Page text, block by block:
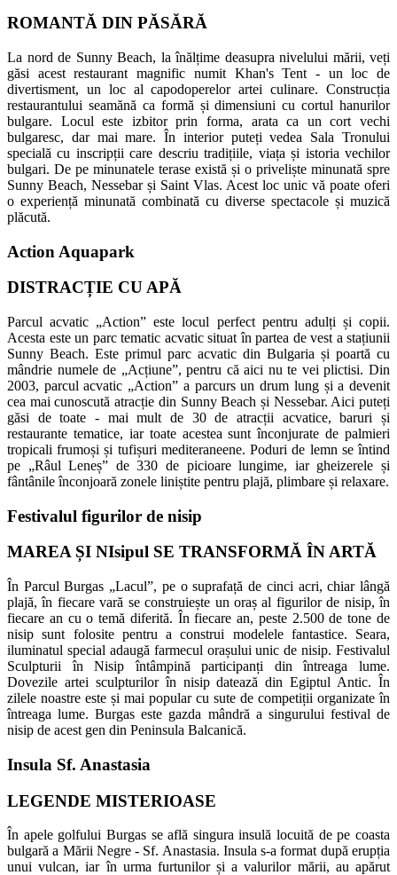
ROMANTĂ DIN PĂSĂRĂ
La nord de Sunny Beach, la înălțime deasupra nivelului mării, veți
găsi acest restaurant magnific numit Khan's Tent - un loc de
divertisment, un loc al capodoperelor artei culinare. Construcția
restaurantului seamănă ca formă și dimensiuni cu cortul hanurilor
bulgare. Locul este izbitor prin forma, arata ca un cort vechi
bulgaresc, dar mai mare. În interior puteți vedea Sala Tronului
specială cu inscripții care descriu tradițiile, viața și istoria vechilor
bulgari. De pe minunatele terase există și o priveliște minunată spre
Sunny Beach, Nessebar și Saint Vlas. Acest loc unic vă poate oferi
o experiență minunată combinată cu diverse spectacole și muzică
plăcută.
Action Aquapark
DISTRACȚIE CU APĂ
Parcul acvatic „Action” este locul perfect pentru adulți și copii.
Acesta este un parc tematic acvatic situat în partea de vest a stațiunii
Sunny Beach. Este primul parc acvatic din Bulgaria și poartă cu
mândrie numele de „Acțiune”, pentru că aici nu te vei plictisi. Din
2003, parcul acvatic „Action” a parcurs un drum lung și a devenit
cea mai cunoscută atracție din Sunny Beach și Nessebar. Aici puteți
găsi de toate - mai mult de 30 de atracții acvatice, baruri și
restaurante tematice, iar toate acestea sunt înconjurate de palmieri
tropicali frumoși și tufișuri mediteraneene. Poduri de lemn se întind
pe „Râul Leneș” de 330 de picioare lungime, iar gheizerele și
fântânile înconjoară zonele liniștite pentru plajă, plimbare și relaxare.
Festivalul figurilor de nisip
MAREA ȘI NIsipul SE TRANSFORMĂ ÎN ARTĂ
În Parcul Burgas „Lacul”, pe o suprafață de cinci acri, chiar lângă
plajă, în fiecare vară se construiește un oraș al figurilor de nisip, în
fiecare an cu o temă diferită. În fiecare an, peste 2.500 de tone de
nisip sunt folosite pentru a construi modelele fantastice. Seara,
iluminatul special adaugă farmecul orașului unic de nisip. Festivalul
Sculpturii în Nisip întâmpină participanți din întreaga lume.
Dovezile artei sculpturilor în nisip datează din Egiptul Antic. În
zilele noastre este și mai popular cu sute de competiții organizate în
întreaga lume. Burgas este gazda mândră a singurului festival de
nisip de acest gen din Peninsula Balcanică.
Insula Sf. Anastasia
LEGENDE MISTERIOASE
În apele golfului Burgas se află singura insulă locuită de pe coasta
bulgară a Mării Negre - Sf. Anastasia. Insula s-a format după erupția
unui vulcan, iar în urma furtunilor și a valurilor mării, au apărut